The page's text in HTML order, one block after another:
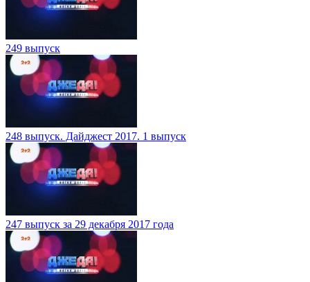
249 выпуск
248 выпуск. Дайджест 2017. 1 выпуск
247 выпуск за 29 декабря 2017 года